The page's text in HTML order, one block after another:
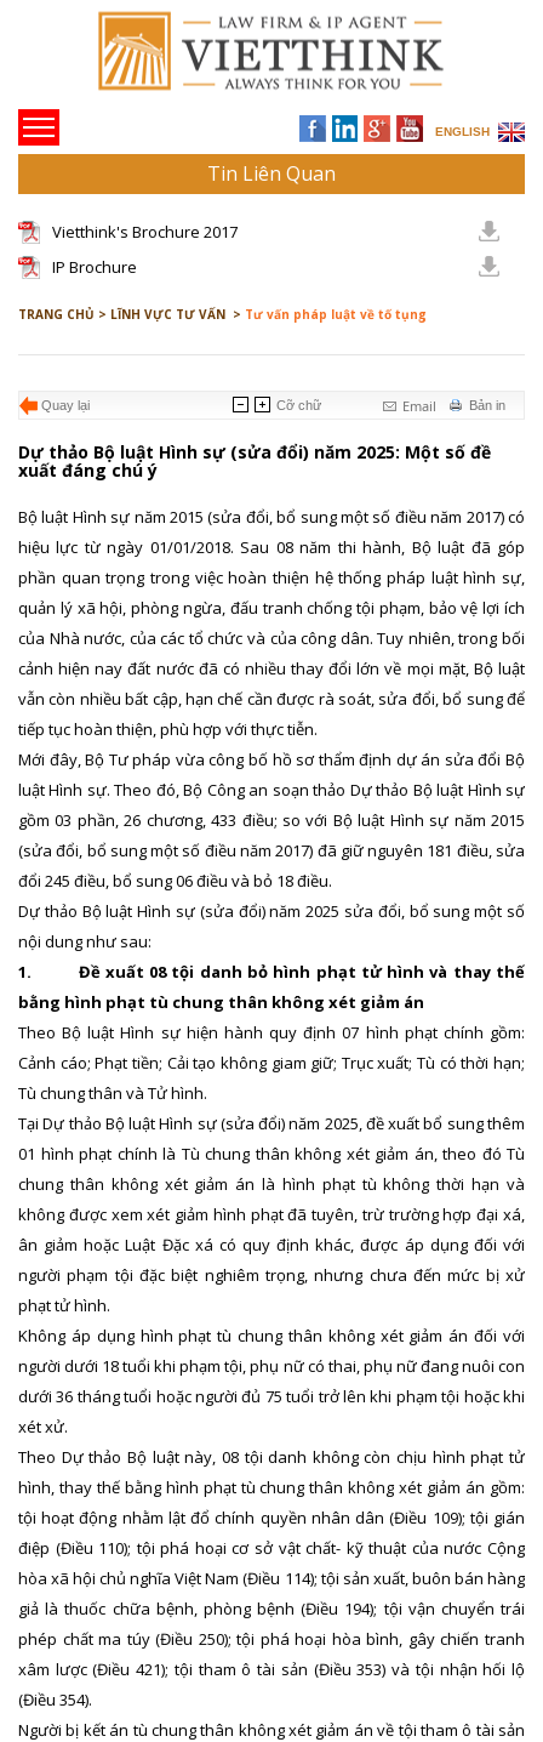
ENGLISH
Tin Liên Quan
Vietthink's Brochure 2017
IP Brochure
TRANG CHỦ > LĨNH VỰC TƯ VẤN > Tư vấn pháp luật về tố tụng
Quay lại Bản in
Email
Cỡ chữ
Dự thảo Bộ luật Hình sự (sửa đổi) năm 2025: Một số đề
xuất đáng chú ý
Bộ luật Hình sự năm 2015 (sửa đổi, bổ sung một số điều năm 2017) có
hiệu lực từ ngày 01/01/2018. Sau 08 năm thi hành, Bộ luật đã góp
phần quan trọng trong việc hoàn thiện hệ thống pháp luật hình sự,
quản lý xã hội, phòng ngừa, đấu tranh chống tội phạm, bảo vệ lợi ích
của Nhà nước, của các tổ chức và của công dân. Tuy nhiên, trong bối
cảnh hiện nay đất nước đã có nhiều thay đổi lớn về mọi mặt, Bộ luật
vẫn còn nhiều bất cập, hạn chế cần được rà soát, sửa đổi, bổ sung để
tiếp tục hoàn thiện, phù hợp với thực tiễn.
Mới đây, Bộ Tư pháp vừa công bố hồ sơ thẩm định dự án sửa đổi Bộ
luật Hình sự. Theo đó, Bộ Công an soạn thảo Dự thảo Bộ luật Hình sự
gồm 03 phần, 26 chương, 433 điều; so với Bộ luật Hình sự năm 2015
(sửa đổi, bổ sung một số điều năm 2017) đã giữ nguyên 181 điều, sửa
đổi 245 điều, bổ sung 06 điều và bỏ 18 điều.
Dự thảo Bộ luật Hình sự (sửa đổi) năm 2025 sửa đổi, bổ sung một số
nội dung như sau:
1.
Đề xuất 08 tội danh bỏ hình phạt tử hình và thay thế
bằng hình phạt tù chung thân không xét giảm án
Theo Bộ luật Hình sự hiện hành quy định 07 hình phạt chính gồm:
Cảnh cáo; Phạt tiền; Cải tạo không giam giữ; Trục xuất; Tù có thời hạn;
Tù chung thân và Tử hình.
Tại Dự thảo Bộ luật Hình sự (sửa đổi) năm 2025, đề xuất bổ sung thêm
01 hình phạt chính là Tù chung thân không xét giảm án, theo đó Tù
chung thân không xét giảm án là hình phạt tù không thời hạn và
không được xem xét giảm hình phạt đã tuyên, trừ trường hợp đại xá,
ân giảm hoặc Luật Đặc xá có quy định khác, được áp dụng đối với
người phạm tội đặc biệt nghiêm trọng, nhưng chưa đến mức bị xử
phạt tử hình.
Không áp dụng hình phạt tù chung thân không xét giảm án đối với
người dưới 18 tuổi khi phạm tội, phụ nữ có thai, phụ nữ đang nuôi con
dưới 36 tháng tuổi hoặc người đủ 75 tuổi trở lên khi phạm tội hoặc khi
xét xử.
Theo Dự thảo Bộ luật này, 08 tội danh không còn chịu hình phạt tử
hình, thay thế bằng hình phạt tù chung thân không xét giảm án gồm:
tội hoạt động nhằm lật đổ chính quyền nhân dân (Điều 109); tội gián
điệp (Điều 110); tội phá hoại cơ sở vật chất- kỹ thuật của nước Cộng
hòa xã hội chủ nghĩa Việt Nam (Điều 114); tội sản xuất, buôn bán hàng
giả là thuốc chữa bệnh, phòng bệnh (Điều 194); tội vận chuyển trái
phép chất ma túy (Điều 250); tội phá hoại hòa bình, gây chiến tranh
xâm lược (Điều 421); tội tham ô tài sản (Điều 353) và tội nhận hối lộ
(Điều 354).
Người bị kết án tù chung thân không xét giảm án về tội tham ô tài sản